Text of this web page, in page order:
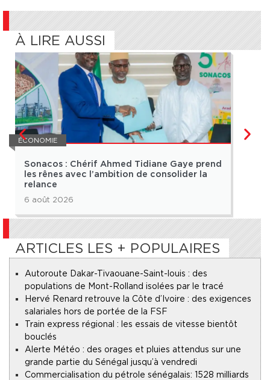
À LIRE AUSSI
ÉCONOMIE
Sonacos : Chérif Ahmed Tidiane Gaye prend
les rênes avec l’ambition de consolider la
relance
6 août 2026
ARTICLES LES + POPULAIRES
Autoroute Dakar-Tivaouane-Saint-louis : des
populations de Mont-Rolland isolées par le tracé
Hervé Renard retrouve la Côte d’Ivoire : des exigences
salariales hors de portée de la FSF
Train express régional : les essais de vitesse bientôt
bouclés
Alerte Météo : des orages et pluies attendus sur une
grande partie du Sénégal jusqu’à vendredi
Commercialisation du pétrole sénégalais : 1528 milliards